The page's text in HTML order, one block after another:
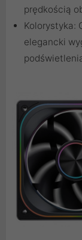
prędkością
Kolorystyka:
elegancki